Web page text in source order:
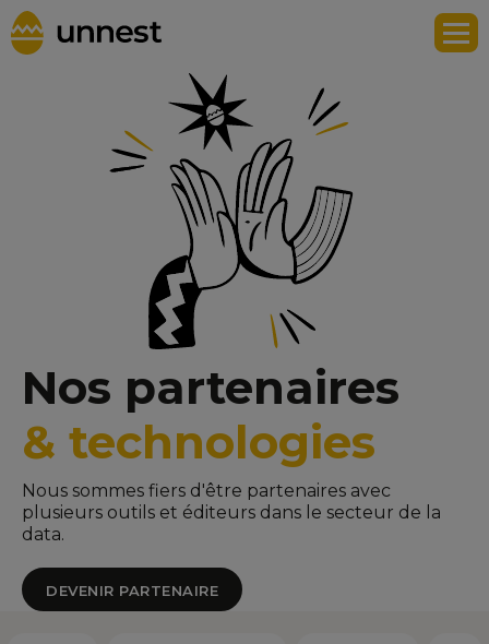
Nos partenaires
& technologies
Nous sommes fiers d'être partenaires avec
plusieurs outils et éditeurs dans le secteur de la
data.
DEVENIR PARTENAIRE